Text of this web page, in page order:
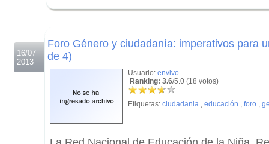
16/07
2013
Foro Género y ciudadanía: imperativos para
de 4)
Usuario: envivo
Ranking: 3.6/5.0 (18 votos)
Etiquetas: ciudadania , educación , foro ,